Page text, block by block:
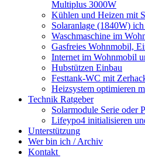
Multiplus 3000W
Kühlen und Heizen mit
Solaranlage (1840W)
Waschmaschine im
Gasfreies Wohnmobil,
Internet im Wohnmobil
Hubstützen Einbau
Festtank-WC mit
Heizsystem optimieren
Technik Ratgeber
Solarmodule Serie oder
Lifeypo4 initialisieren
Unterstützung
Wer bin ich / Archiv
Kontakt